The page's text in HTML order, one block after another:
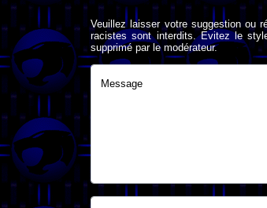
Veuillez laisser votre suggestion ou
racistes sont interdits. Evitez le
supprimé par le modérateur.
Message